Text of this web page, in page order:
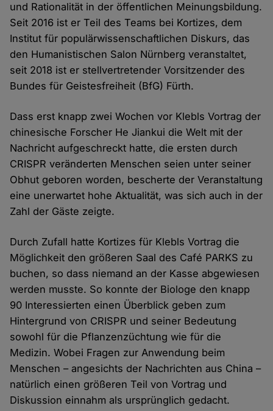
und Rationalität in der öffentlichen Meinungsbildung.
Seit 2016 ist er Teil des Teams bei Kortizes, dem
Institut für populärwissenschaftlichen Diskurs, das
den Humanistischen Salon Nürnberg veranstaltet,
seit 2018 ist er stellvertretender Vorsitzender des
Bundes für Geistesfreiheit (BfG) Fürth.
Dass erst knapp zwei Wochen vor Klebls Vortrag der
chinesische Forscher He Jiankui die Welt mit der
Nachricht aufgeschreckt hatte, die ersten durch
CRISPR veränderten Menschen seien unter seiner
Obhut geboren worden, bescherte der Veranstaltung
eine unerwartet hohe Aktualität, was sich auch in der
Zahl der Gäste zeigte.
Durch Zufall hatte Kortizes für Klebls Vortrag die
Möglichkeit den größeren Saal des Café PARKS zu
buchen, so dass niemand an der Kasse abgewiesen
werden musste. So konnte der Biologe den knapp
90 Interessierten einen Überblick geben zum
Hintergrund von CRISPR und seiner Bedeutung
sowohl für die Pflanzenzüchtung wie für die
Medizin. Wobei Fragen zur Anwendung beim
Menschen – angesichts der Nachrichten aus China –
natürlich einen größeren Teil von Vortrag und
Diskussion einnahm als ursprünglich gedacht.